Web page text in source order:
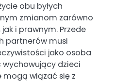
obu byłych
zmianom zarówno
i prawnym. Przede
partnerów musi
jako osoba
dzieci
mogą wiązać się z